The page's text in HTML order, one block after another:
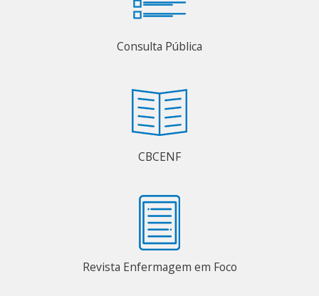
Consulta Pública
CBCENF
Revista Enfermagem em Foco